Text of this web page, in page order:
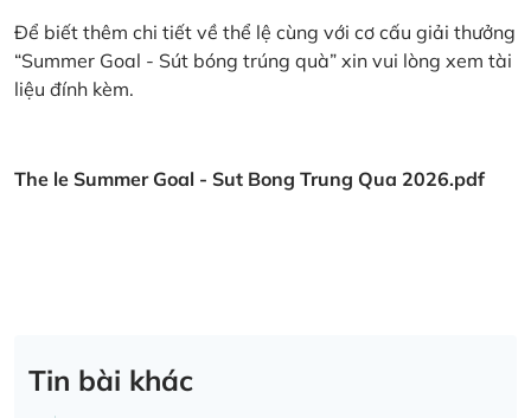
Để biết thêm chi tiết về thể lệ cùng với cơ cấu giải thưởng
“Summer Goal - Sút bóng trúng quà” xin vui lòng xem tài
liệu đính kèm.
The le Summer Goal - Sut Bong Trung Qua 2026.pdf
Tin bài khác